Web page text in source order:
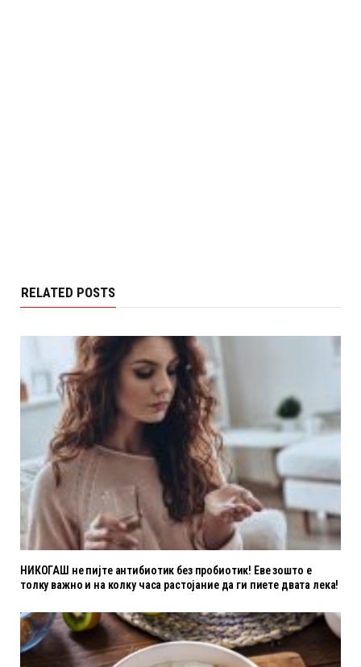
RELATED POSTS
НИКОГАШ не пијте антибиотик без пробиотик! Еве зошто е
толку важно и на колку часа растојание да ги пиете двата лека!